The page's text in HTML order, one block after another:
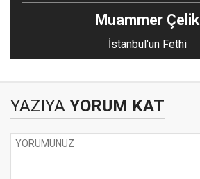
Muammer Çelik
İstanbul'un Fethi
YAZIYA YORUM KAT